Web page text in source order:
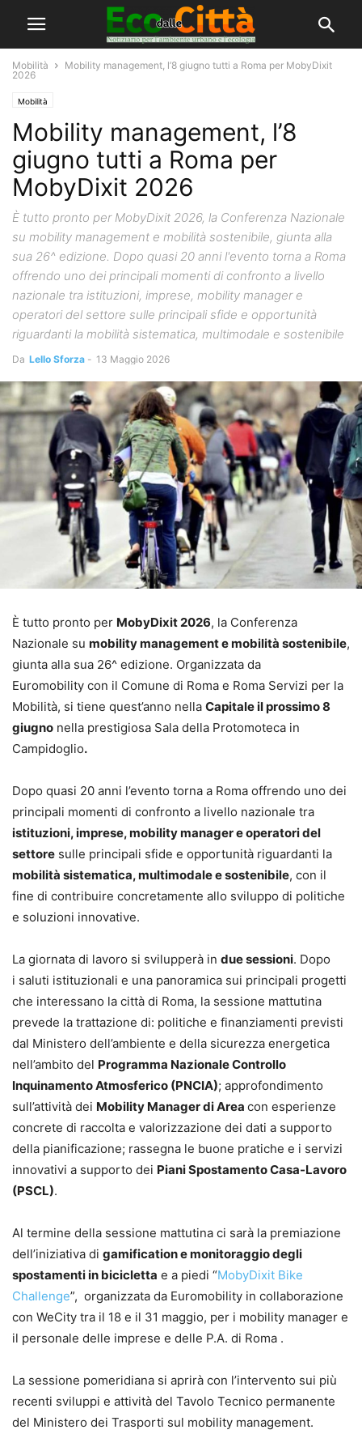
Mobilità
Mobility management, l’8 giugno tutti a Roma per MobyDixit
2026
Mobilità
Mobility management, l’8
giugno tutti a Roma per
MobyDixit 2026
È tutto pronto per MobyDixit 2026, la Conferenza Nazionale
su mobility management e mobilità sostenibile, giunta alla
sua 26^ edizione. Dopo quasi 20 anni l'evento torna a Roma
offrendo uno dei principali momenti di confronto a livello
nazionale tra istituzioni, imprese, mobility manager e
operatori del settore sulle principali sfide e opportunità
riguardanti la mobilità sistematica, multimodale e sostenibile
Da Lello Sforza - 13 Maggio 2026
È tutto pronto per MobyDixit 2026, la Conferenza
Nazionale su mobility management e mobilità sostenibile,
giunta alla sua 26^ edizione. Organizzata da
Euromobility con il Comune di Roma e Roma Servizi per la
Mobilità, si tiene quest’anno nella Capitale il prossimo 8
giugno nella prestigiosa Sala della Protomoteca in
Campidoglio.
Dopo quasi 20 anni l’evento torna a Roma offrendo uno dei
principali momenti di confronto a livello nazionale tra
istituzioni, imprese, mobility manager e operatori del
settore sulle principali sfide e opportunità riguardanti la
mobilità sistematica, multimodale e sostenibile, con il
fine di contribuire concretamente allo sviluppo di politiche
e soluzioni innovative.
La giornata di lavoro si svilupperà in due sessioni. Dopo
i saluti istituzionali e una panoramica sui principali progetti
che interessano la città di Roma, la sessione mattutina
prevede la trattazione di: politiche e finanziamenti previsti
dal Ministero dell’ambiente e della sicurezza energetica
nell’ambito del Programma Nazionale Controllo
Inquinamento Atmosferico (PNCIA); approfondimento
sull’attività dei Mobility Manager di Area con esperienze
concrete di raccolta e valorizzazione dei dati a supporto
della pianificazione; rassegna le buone pratiche e i servizi
innovativi a supporto dei Piani Spostamento Casa-Lavoro
(PSCL).
Al termine della sessione mattutina ci sarà la premiazione
dell’iniziativa di gamification e monitoraggio degli
spostamenti in bicicletta e a piedi “MobyDixit Bike
Challenge”, organizzata da Euromobility in collaborazione
con WeCity tra il 18 e il 31 maggio, per i mobility manager e
il personale delle imprese e delle P.A. di Roma .
La sessione pomeridiana si aprirà con l’intervento sui più
recenti sviluppi e attività del Tavolo Tecnico permanente
del Ministero dei Trasporti sul mobility management.